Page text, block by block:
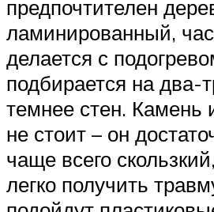
предпочтителен
ламинированный,
делается с
подбирается на два-
темнее стен. Камень
не стоит – он
чаще всего
легко получить